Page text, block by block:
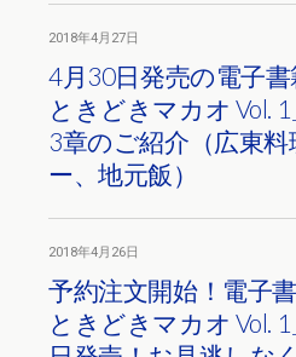
2018年4月27日
4月30日発売の電子
ときどきマカオ Vol.
3章のご紹介（広東料
ー、地元飯）
2018年4月26日
予約注文開始！電子
ときどきマカオ Vol.